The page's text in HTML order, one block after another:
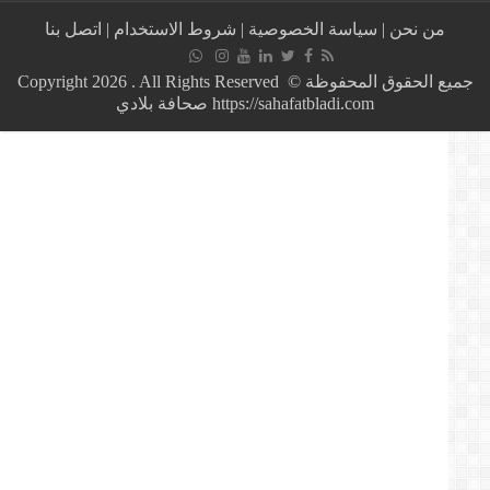
مميتة..كلب
يتسبب
مقتل
شخصين
من نحن| سياسة الخصوصية|شروط الاستخدام|اتصل بنا
جميع الحقوق المحفوظة © Copyright 2026 . All Rights Reserved
https://sahafatbladi.com صحافة بلادي